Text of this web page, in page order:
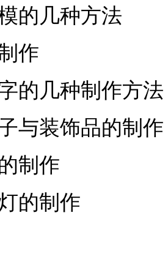
的几种方法
作
的几种制作方法
与装饰品的制作
制作
的制作